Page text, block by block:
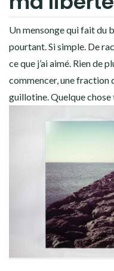
Un mensonge qui fait du
pourtant. Si simple. De
ce que j’ai aimé. Rien de
commencer, une fraction
guillotine. Quelque